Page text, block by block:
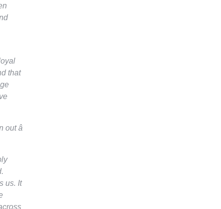
that
â
us. It